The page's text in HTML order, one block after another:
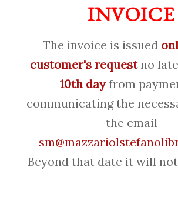
INVOICE
The invoice is issued
customer's requestno
10th dayfrom
communicating the
the email
Beyond that date it will not